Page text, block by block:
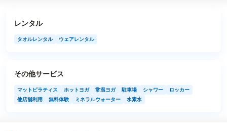
レンタル
タオルレンタル ウェアレンタル
その他サービス
マットピラティス ホットヨガ 常温ヨガ 駐車場 シャワー
ロッカー
他店舗利用
無料体験 ミネラルウォーター 水素水